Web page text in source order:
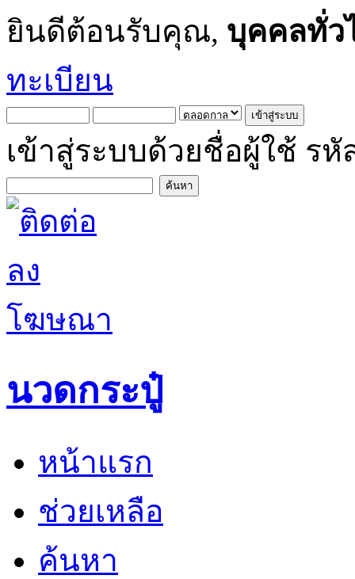
ยินดีต้อนรับคุณ, บุคคลทั่ว
ทะเบียน
เข้าสู่ระบบด้วยชื่อผู้ใช้ รหั
นวดกระปู๋
หน้าแรก
ช่วยเหลือ
ค้นหา